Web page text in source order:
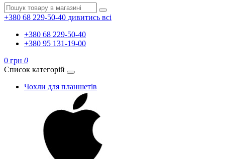
+380 68 229-50-40 дивитись всі
+380 68 229-50-40
+380 95 131-19-00
0 грн 0
Список категорій
Чохли для планшетів